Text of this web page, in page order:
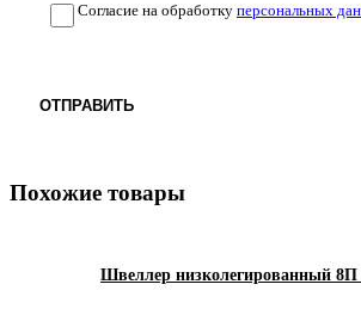
Согласие на обработку персональных
ОТПРАВИТЬ
Похожие товары
Швеллер низколегированный 8П